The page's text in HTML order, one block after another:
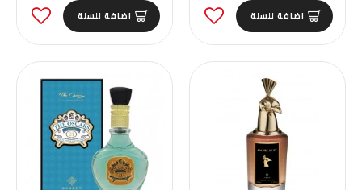
اضافة للسلة اضافة للسلة